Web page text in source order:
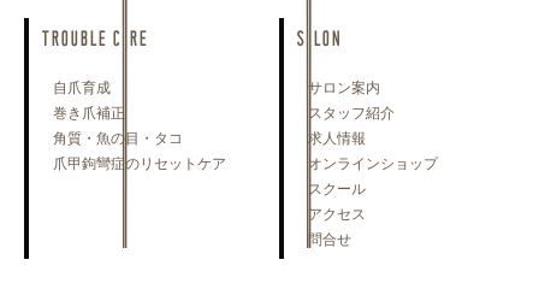
TROUBLE CARE
自爪育成
巻き爪補正
角質・魚の目・タコ
爪甲鉤彎症のリセットケア
SALON
サロン案内
スタッフ紹介
求人情報
オンラインショップ
スクール
アクセス
問合せ